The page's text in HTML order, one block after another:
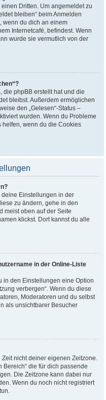
Dritten. Um angemeldet zu
bleiben“ beim Anmelden
wenn du dich an einem
Internetcafé, befindest. Wenn
wurde sie vermutlich von der
die phpBB erstellt hat und die
bleibst. Außerdem ermöglichen
den „Gelesen“-Status –
wurden. Wenn du Probleme
helfen, wenn du die Cookies
Einstellungen in der
zu ändern, gehe in den
meist oben auf der Seite
klickst. Dort kannst du alle
in der Online-Liste
in den Einstellungen eine Option
verbergen“. Wenn du diese
Moderatoren und du selbst
als unsichtbarer Besucher
nicht deiner eigenen Zeitzone.
Bereich“ die für dich passende
Die Zeitzone kann dabei nur
Wenn du noch nicht registriert